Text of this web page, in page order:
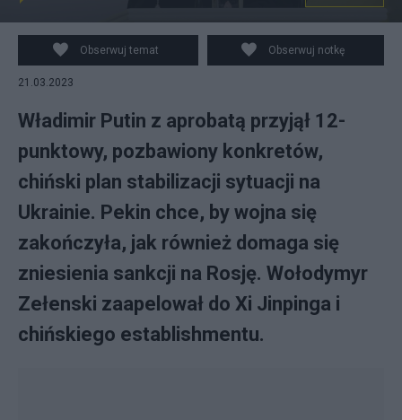
Prezydent Ukrainy Wołodymyr Zełenski. Fot. PAP
Obserwuj temat Obserwuj notkę
21.03.2023
Władimir Putin z aprobatą przyjął 12-
punktowy, pozbawiony konkretów,
chiński plan stabilizacji sytuacji na
Ukrainie. Pekin chce, by wojna się
zakończyła, jak również domaga się
zniesienia sankcji na Rosję. Wołodymyr
Zełenski zaapelował do Xi Jinpinga i
chińskiego establishmentu.